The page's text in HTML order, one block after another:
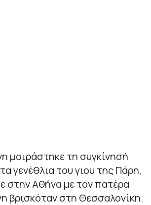
μοιράστηκε τη συγκίνησή
γενέθλια του γιου της Πάρη,
στην Αθήνα με τον πατέρα
βρισκόταν στη Θεσσαλονίκη.